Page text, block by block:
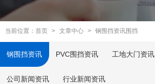
当前位置： 首页 > 文章中心 > 钢围挡资讯围挡
钢围挡资讯 PVC围挡资讯 工地大门资讯
公司新闻资讯 行业新闻资讯